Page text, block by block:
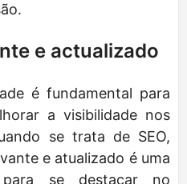
e actualizado
é fundamental para
a visibilidade nos
se trata de SEO,
e atualizado é uma
para se destacar no